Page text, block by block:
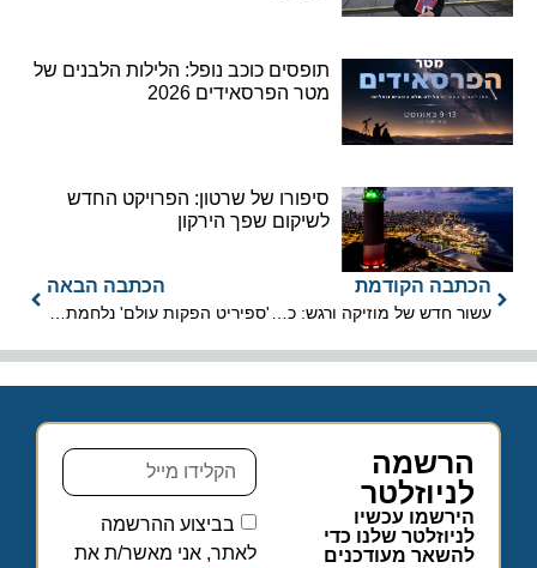
תופסים כוכב נופל: הלילות הלבנים של
מטר הפרסאידים 2026
סיפורו של שרטון: הפרויקט החדש
לשיקום שפך הירקון
הכתבה הקודמת הכתבה הבאה
הרשמה
לניוזלטר
הירשמו עכשיו
לניוזלטר שלנו כדי
להשאר מעודכנים
בביצוע ההרשמה
לאתר, אני מאשר/ת את